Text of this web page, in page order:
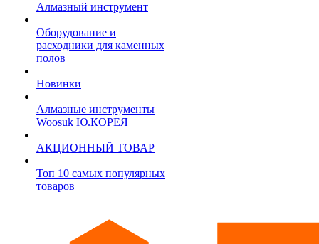
Алмазный инструмент
Оборудование и
расходники для каменных
полов
Новинки
Алмазные инструменты
Woosuk Ю.КОРЕЯ
АКЦИОННЫЙ ТОВАР
Топ 10 самых популярных
товаров